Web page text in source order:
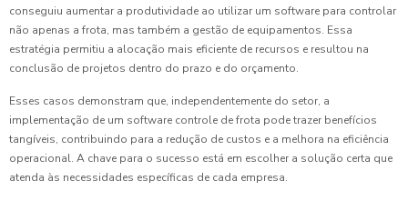
conseguiu aumentar a produtividade ao utilizar um software para controlar
não apenas a frota, mas também a gestão de equipamentos. Essa
estratégia permitiu a alocação mais eficiente de recursos e resultou na
conclusão de projetos dentro do prazo e do orçamento.
Esses casos demonstram que, independentemente do setor, a
implementação de um software controle de frota pode trazer benefícios
tangíveis, contribuindo para a redução de custos e a melhora na eficiência
operacional. A chave para o sucesso está em escolher a solução certa que
atenda às necessidades específicas de cada empresa.